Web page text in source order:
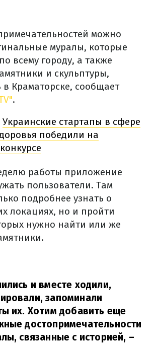
можно
муралы, которые
всему городу, а также
и скульптуры,
в Краматорске, сообщает
.
Украинские стартапы в сфере
победили на
работы приложение
пользователи. Там
подробнее узнать о
локациях, но и пройти
нужно найти или же
и вместе ходили,
запоминали
их. Хотим добавить еще
достопримечательности
связанные с историей, –